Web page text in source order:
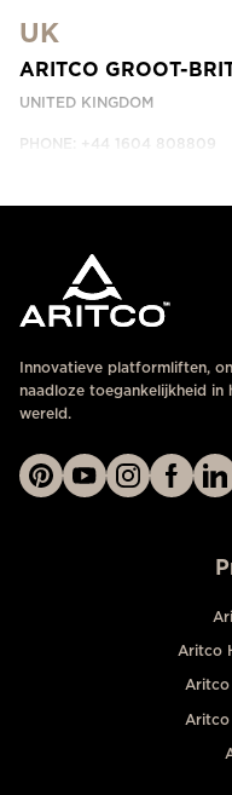
NEEM CONTACT MET ONS OP
UK
ARITCO GROOT-
UNITED KINGDOM
PHONE: +44 1604 808809
Innovatieve platformliften,
naadloze toegankelijkheid in
wereld.
Aritco
Aritco
Aritco